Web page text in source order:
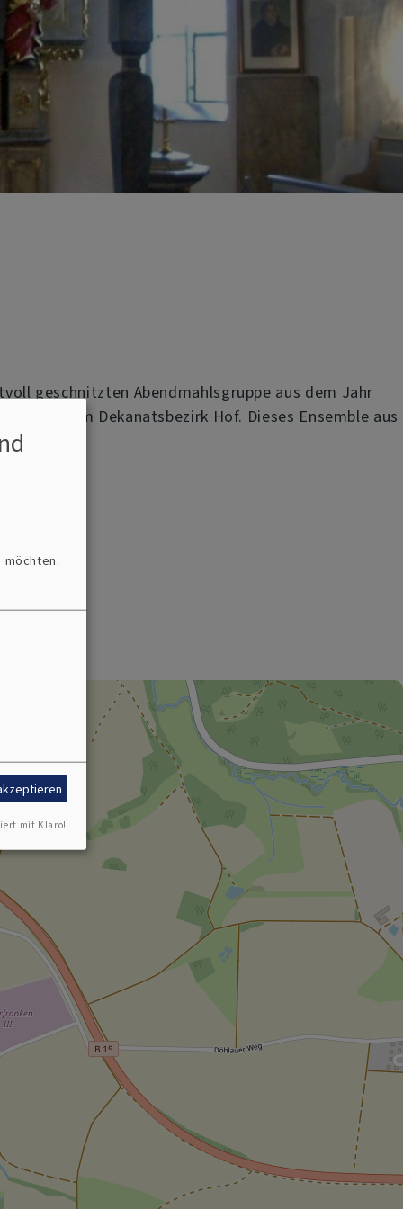
geschnitzten Abendmahlsgruppe aus dem Jahr
Art im Dekanatsbezirk Hof. Dieses Ensemble aus
mit Klaro!